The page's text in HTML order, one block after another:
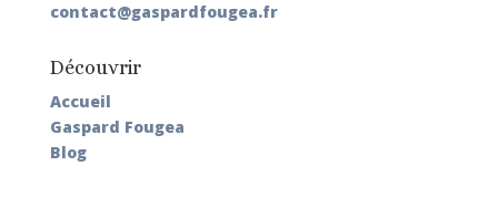
contact@gaspardfougea.fr
Découvrir
Accueil
Gaspard Fougea
Blog